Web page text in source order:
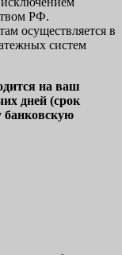
РФ.
осуществляется в
систем
на ваш
дней (срок
банковскую